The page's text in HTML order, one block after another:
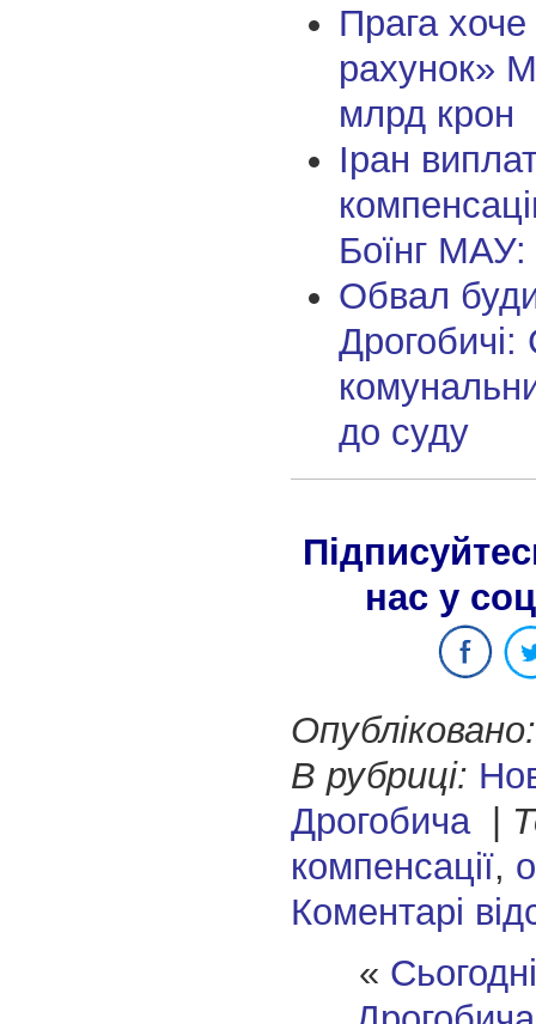
Прага
рахунок»
млрд крон
Іран
Боїнг
Обвал
до суду
нас у
Опубліковано:
В рубриці:
Дрогобича|
компенсації,
Коментарі
«